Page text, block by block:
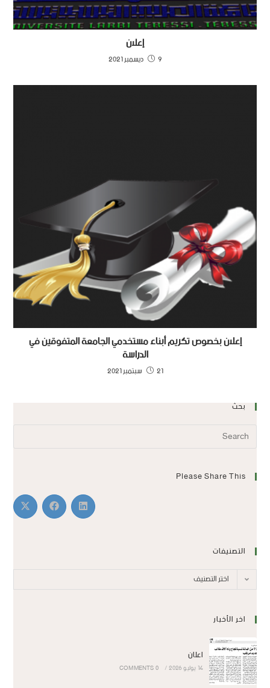
إعلان
9 ديسمبر 2021
إعلان بخصوص تكريم أبناء مستخدمي الجامعة المتفوقين في
الدراسة
21 سبتمبر 2021
بحث
Please Share This
التصنيفات
اختر التصنيف
اخر الأخبار
اعلان
14 يوليو 2026 /
0 COMMENTS